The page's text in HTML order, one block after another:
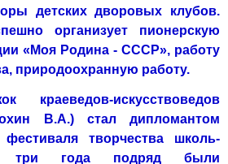
детских дворовых клубов.
организует пионерскую
«Моя Родина - СССР», работу
природоох­ранную работу.
искусствоведов
В.А.) стал дипломантом
фестиваля творчества школь­
три года подряд были